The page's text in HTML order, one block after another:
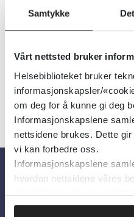
Samtykke
Vårt nettsted bruker
Helsebiblioteket bruker
informasjonskapsler/
om deg for å kunne gi deg
Informasjonskapslene
nettsidene brukes. Dette
vi kan forbedre oss.
Informasjonskapslene
hvordan nettsidene våres
innsikt som gjør at vi kan
Metabeskrivelse:
undervisning i